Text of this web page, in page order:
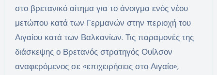
στο βρετανικό αίτημα για το άνοιγμα ενός νέου
μετώπου κατά των Γερμανών στην περιοχή του
Αιγαίου κατά των Βαλκανίων. Τις παραμονές της
διάσκεψης ο Βρετανός στρατηγός Ουίλσον
αναφερόμενος σε «επιχειρήσεις στο Αιγαίο»,